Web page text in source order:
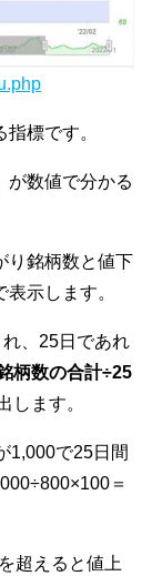
標です。
が数値で分かる
り銘柄数と値下
示します。
、25日であれ
柄数の合計÷25
します。
1,000で25日間
＝
超えると値上